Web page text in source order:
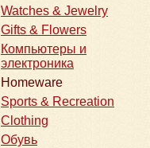
Watches & Jewelry
Gifts & Flowers
Компьютеры и
электроника
Homeware
Sports & Recreation
Clothing
Обувь